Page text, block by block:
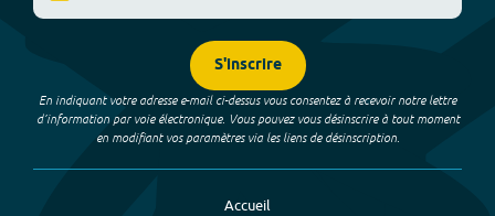
S'inscrire
En indiquant votre adresse e-mail ci-dessus vous consentez à recevoir notre lettre
d’information par voie électronique. Vous pouvez vous désinscrire à tout moment
en modifiant vos paramètres via les liens de désinscription.
Accueil